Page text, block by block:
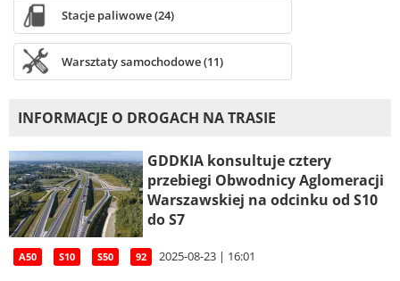
Stacje paliwowe (24)
Warsztaty samochodowe (11)
INFORMACJE O DROGACH NA TRASIE
GDDKIA konsultuje cztery
przebiegi Obwodnicy Aglomeracji
Warszawskiej na odcinku od S10
do S7
A50 S10 S50 92 2025-08-23 | 16:01